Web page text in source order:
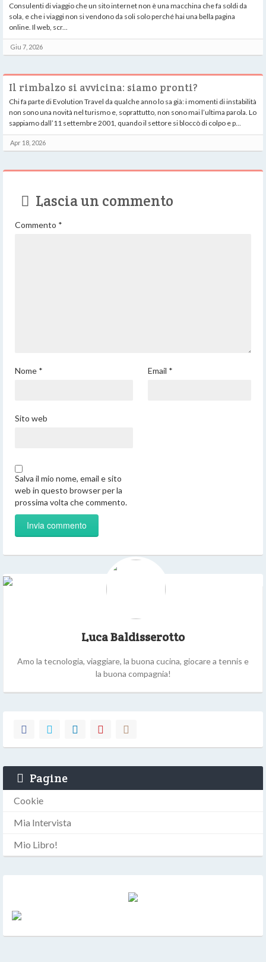
Consulenti di viaggio che un sito internet non è una macchina che fa soldi da
sola, e che i viaggi non si vendono da soli solo perché hai una bella pagina
online. Il web, scr...
Giu 7, 2026
Il rimbalzo si avvicina: siamo pronti?
Chi fa parte di Evolution Travel da qualche anno lo sa già: i momenti di instabilità
non sono una novità nel turismo e, soprattutto, non sono mai l’ultima parola. Lo
sappiamo dall’11 settembre 2001, quando il settore si bloccò di colpo e p...
Apr 18, 2026
Lascia un commento
Commento *
Nome * Email *
Sito web
Salva il mio nome, email e sito
web in questo browser per la
prossima volta che commento.
Luca Baldisserotto
Amo la tecnologia, viaggiare, la buona cucina, giocare a tennis e
la buona compagnia!
Pagine
Cookie
Mia Intervista
Mio Libro!